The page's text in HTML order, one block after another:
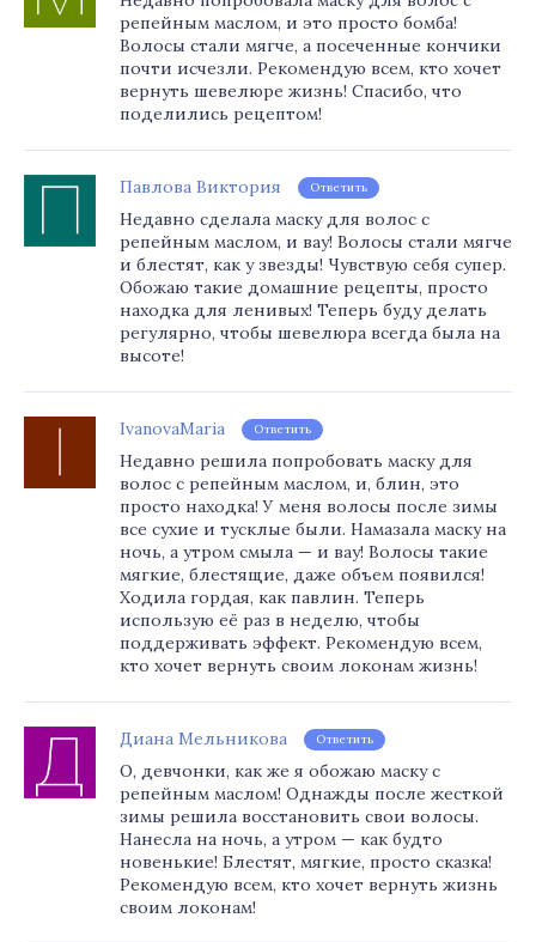
репейным маслом, и это просто бомба!
Волосы стали мягче, а посеченные кончики
почти исчезли. Рекомендую всем, кто хочет
вернуть шевелюре жизнь! Спасибо, что
поделились рецептом!
Павлова Виктория Ответить
Недавно сделала маску для волос с
репейным маслом, и вау! Волосы стали мягче
и блестят, как у звезды! Чувствую себя супер.
Обожаю такие домашние рецепты, просто
находка для ленивых! Теперь буду делать
регулярно, чтобы шевелюра всегда была на
высоте!
IvanovaMaria Ответить
Недавно решила попробовать маску для
волос с репейным маслом, и, блин, это
просто находка! У меня волосы после зимы
все сухие и тусклые были. Намазала маску на
ночь, а утром смыла — и вау! Волосы такие
мягкие, блестящие, даже объем появился!
Ходила гордая, как павлин. Теперь
использую её раз в неделю, чтобы
поддерживать эффект. Рекомендую всем,
кто хочет вернуть своим локонам жизнь!
Диана Мельникова Ответить
О, девчонки, как же я обожаю маску с
репейным маслом! Однажды после жесткой
зимы решила восстановить свои волосы.
Нанесла на ночь, а утром — как будто
новенькие! Блестят, мягкие, просто сказка!
Рекомендую всем, кто хочет вернуть жизнь
своим локонам!